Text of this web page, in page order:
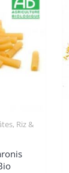
Riz &